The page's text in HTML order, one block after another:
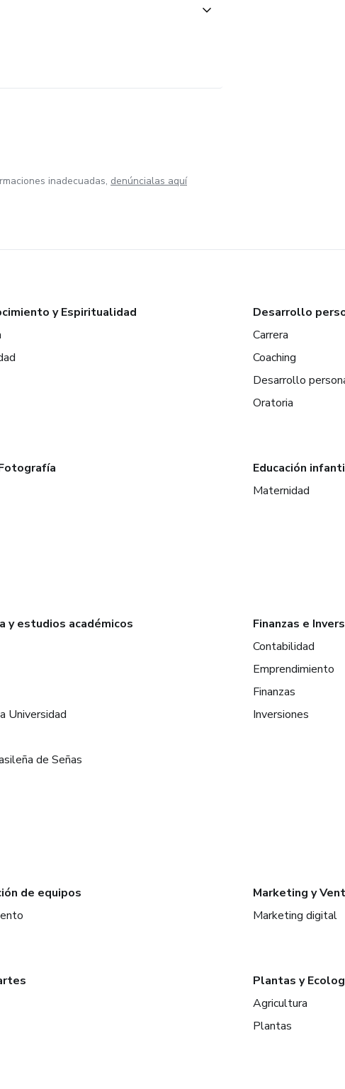
inadecuadas, denúncialas aquí
y Espiritualidad
Desarrollo
Carrera
Coaching
Desarrollo
Oratoria
Educación
Maternidad
y estudios académicos
Universidad
de Señas
Finanzas e
Contabilidad
Emprendimiento
Finanzas
Inversiones
de equipos
Marketing y
Marketing digital
Plantas y
Agricultura
Plantas